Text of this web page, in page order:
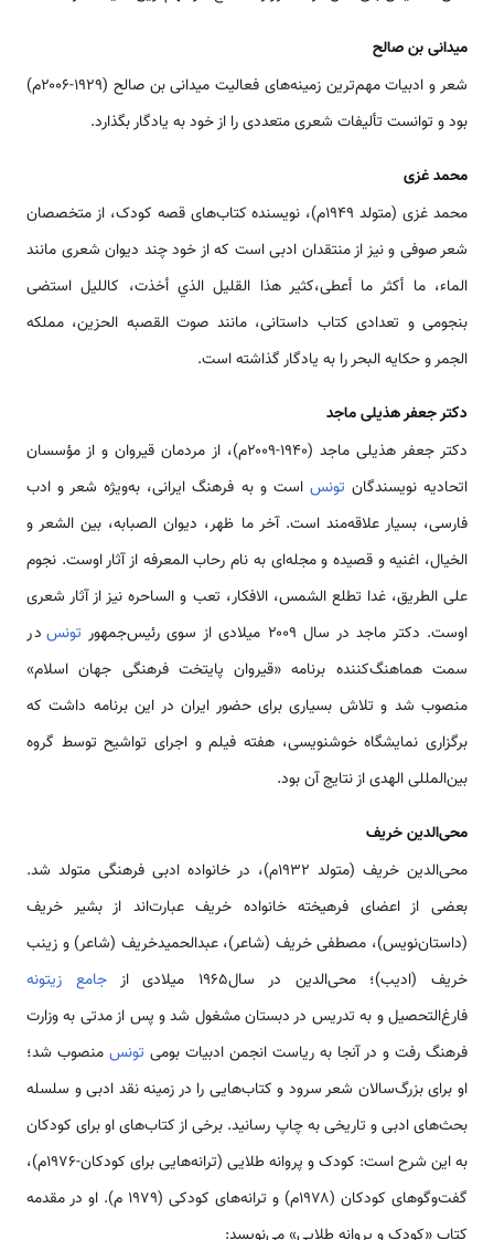
میدانی بن صالح
شعر و ادبیات مهم‌ترین زمینه‌های فعالیت میدانی بن صالح (۱۹۲۹-۲۰۰۶م)
بود و توانست تألیفات شعری متعددی را از خود به یادگار بگذارد.
محمد غزی
محمد غزی (متولد ۱۹۴۹م)، نویسنده کتاب‌های قصه کودک، از متخصصان
شعر صوفی و نیز از منتقدان ادبی است که از خود چند دیوان شعری مانند
الماء، ما أکثر ما أعطی،کثیر هذا القلیل الذي أخذت، کاللیل استضی
بنجومی و تعدادی کتاب داستانی، مانند صوت القصبه الحزین، مملکه
الجمر و حکایه البحر را به یادگار گذاشته است.
دکتر جعفر هذیلی ماجد
دکتر جعفر هذیلی ماجد (۱۹۴۰-۲۰۰۹م)، از مردمان قیروان و از مؤسسان
اتحادیه نویسندگان تونس است و به فرهنگ ایرانی، به‌ویژه شعر و ادب
فارسی، بسیار علاقه‌مند است. آخر ما ظهر، دیوان الصبابه، بین الشعر و
الخیال، اغنیه و قصیده و مجله‌ای به نام رحاب المعرفه از آثار اوست. نجوم
علی الطریق، غدا تطلع الشمس، الافکار، تعب و الساحره نیز از آثار شعری
اوست. دکتر ماجد در سال ۲۰۰۹ میلادی از سوی رئیس‌جمهور
تونسدر
سمت هماهنگ‌کننده برنامه «قیروان پایتخت فرهنگی جهان اسلام»
منصوب شد و تلاش بسیاری برای حضور ایران در این برنامه داشت که
برگزاری نمایشگاه خوشنویسی، هفته فیلم و اجرای تواشیح توسط گروه
بین‌المللی الهدی از نتایج آن بود.
محی‌الدین خریف
محی‌الدین خریف (متولد ۱۹۳۲م)، در خانواده ادبی فرهنگی متولد شد.
بعضی از اعضای فرهیخته خانواده خریف عبارت‌اند از بشیر خریف
(داستان‌نویس)، مصطفی خریف (شاعر)، عبدالحمیدخریف (شاعر) و زینب
خریف (ادیب)؛ محی‌الدین در سال۱۹۶۵ میلادی از
جامع زیتونه
فارغ‌التحصیل و به تدریس در دبستان مشغول شد و پس از مدتی به وزارت
فرهنگ رفت و در آنجا به ریاست انجمن ادبیات بومی تونس منصوب شد؛
او برای بزرگ‌سالان شعر سرود و کتاب‌هایی را در زمینه نقد ادبی و سلسله
بحث‌های ادبی و تاریخی به چاپ رسانید. برخی از کتاب‌های او برای کودکان
به این شرح است: کودک و پروانه طلایی (ترانه‌هایی برای کودکان-۱۹۷۶م)،
گفت‌وگوهای کودکان (۱۹۷۸م) و ترانه‌های کودکی (۱۹۷۹ م). او در مقدمه